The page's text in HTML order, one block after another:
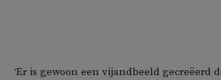
‘Er is gewoon een vijandbeeld gecreëerd